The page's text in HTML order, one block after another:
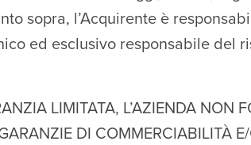
sopra, l’Acquirente è
ed esclusivo responsabile
LIMITATA, L’AZIENDA NON
DI COMMERCIABILITÀ